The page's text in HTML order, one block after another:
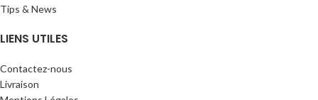
Tips & News
LIENS UTILES
Contactez-nous
Livraison